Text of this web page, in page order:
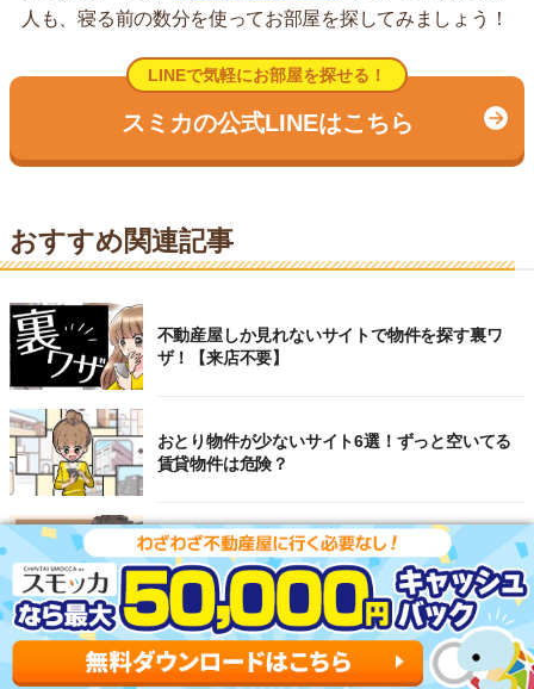
人も、寝る前の数分を使ってお部屋を探してみましょう！
LINEで気軽にお部屋を探せる！
スミカの公式LINEはこちら
おすすめ関連記事
不動産屋しか見れないサイトで物件を探す裏ワ
ザ！【来店不要】
おとり物件が少ないサイト6選！ずっと空いてる
賃貸物件は危険？
東京のおすすめ不動産会社ランキングTOP10を大
公開！
【2026年】仲介手数料が安い不動産会社ランキン
グ20選！無料～半額の会社を徹底比較